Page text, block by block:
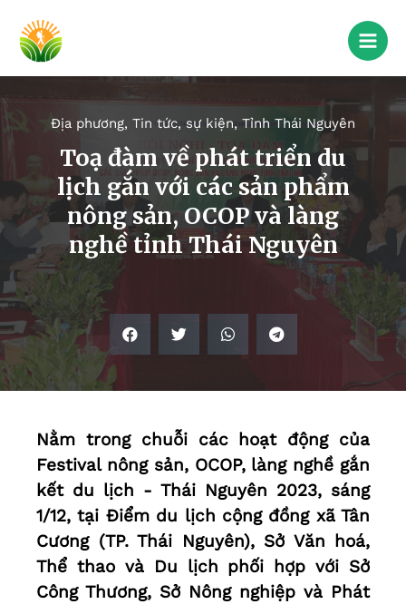
Địa phương, Tin tức, sự kiện, Tỉnh Thái Nguyên
Toạ đàm về phát triển du
lịch gắn với các sản phẩm
nông sản, OCOP và làng
nghề tỉnh Thái Nguyên
Nằm trong chuỗi các hoạt động của
Festival nông sản, OCOP, làng nghề gắn
kết du lịch - Thái Nguyên 2023, sáng
1/12, tại Điểm du lịch cộng đồng xã Tân
Cương (TP. Thái Nguyên), Sở Văn hoá,
Thể thao và Du lịch phối hợp với Sở
Công Thương, Sở Nông nghiệp và Phát